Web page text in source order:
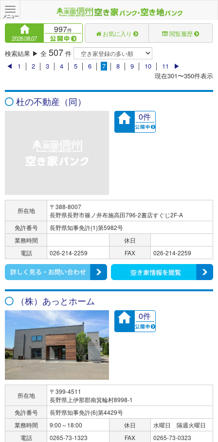
Toggle
navigation
メニュー
2026.08.07
997件 お気に入り 閲覧履歴
検索結果 ▶ 全 507 件
◀
1 │ 2 │ 3 │ 4 │ 5 │ 6 │ 7 │ 8 │ 9 │ 10 │ 11
▶
現在301〜350件表示
杜の不動産（同）
0件
所在地
〒388-8007
長野県長野市篠ノ井布施高田796-2書店すぐじ2F-A
免許番号
長野県知事免許(1)第5982号
業務時間
休日
電話
026-214-2259 FAX 026-214-2259
（株）あっとホーム
0件
所在地
〒399-4511
長野県上伊那郡南箕輪村8998-1
免許番号
長野県知事免許(6)第4429号
業務時間
9:00～18:00 休日
水曜日 隔週火曜日
電話
0265-73-1323 FAX 0265-73-0323